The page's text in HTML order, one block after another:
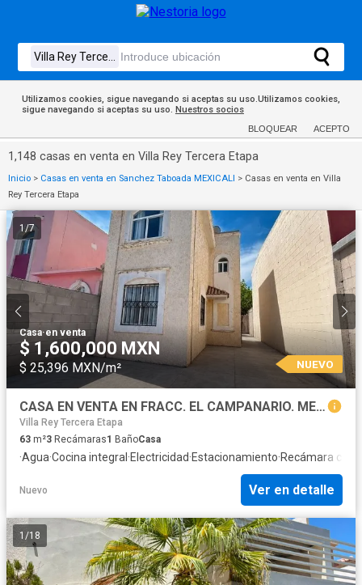
Utilizamos cookies, sigue navegando si aceptas su uso.Utilizamos cookies,
sigue navegando si aceptas su uso. Nuestros socios
BLOQUEAR ACEPTO
1,148 casas en venta en Villa Rey Tercera Etapa
Inicio > Casas en venta en Sanchez Taboada MEXICALI > Casas en venta en Villa
Rey Tercera Etapa
1 /7
Casa·en venta
$ 1,600,000 MXN
$ 25,396 MXN/m² NUEVO
CASA EN VENTA EN FRACC. EL CAMPANARIO. MEXICALI
Villa Rey Tercera Etapa
63 m²3 Recámaras1 BañoCasa
·Agua·Cocina integral ·Electricidad·Estacionamiento·Recámara con
Nuevo Ver en detalle
1 /18